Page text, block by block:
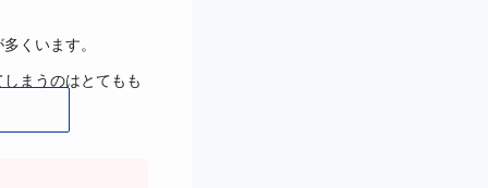
くいます。
まうのはとてもも